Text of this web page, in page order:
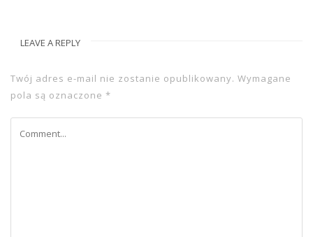
LEAVE A REPLY
Twój adres e-mail nie zostanie opublikowany. Wymagane
pola są oznaczone *